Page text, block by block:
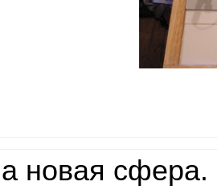
новая сфера.